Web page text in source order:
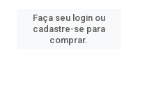
Faça seu login ou
cadastre-se para
comprar.